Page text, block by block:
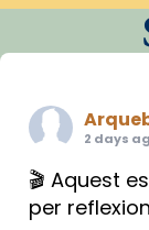
2 days
🎬 Aquest
per